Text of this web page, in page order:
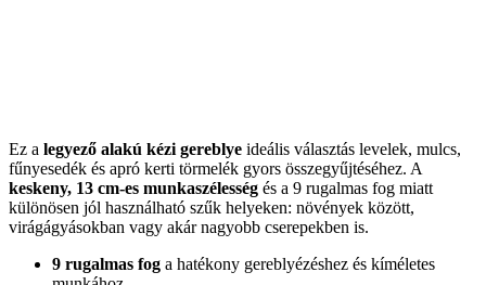
Ez a legyező alakú kézi gereblye ideális választás levelek, mulcs,
fűnyesedék és apró kerti törmelék gyors összegyűjtéséhez. A
keskeny, 13 cm-es munkaszélesség és a 9 rugalmas fog miatt
különösen jól használható szűk helyeken: növények között,
virágágyásokban vagy akár nagyobb cserepekben is.
9 rugalmas fog a hatékony gereblyézéshez és kíméletes